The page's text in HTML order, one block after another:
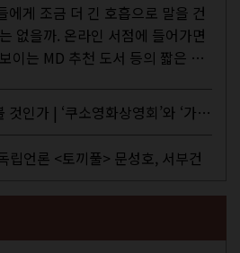
에게 조금 더 긴 호흡으로 말을 건
없을까. 온라인 서점에 들어가면
이는 MD 추천 도서 등의 짧은 문
의 고민 끝에 세상 밖으로 나온 종
어떤(otton). 지난해 12월...
망한 영화, 어떻게 볼 것인가 | ‘쿠소영화상영회’와 ‘가자미’의 이야기
립언론 <토끼풀> 문성호, 서부건